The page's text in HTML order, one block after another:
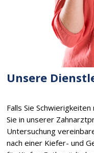
Unsere
Falls Sie
Sie in unserer
Untersuchung
nach einer Kiefer- und